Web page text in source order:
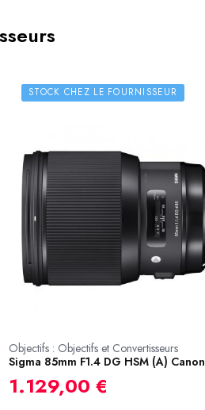
STOCK CHEZ LE FOURNISSEUR
Objectifs : Objectifs et Convertisseurs
Sigma 85mm F1.4 DG HSM (A) Canon
1.129,00 €